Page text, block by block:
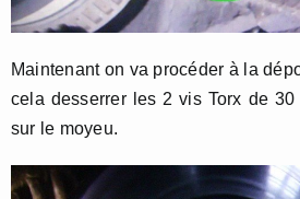
Maintenant on va procéder à la
cela desserrer les 2 vis Torx de
sur le moyeu.